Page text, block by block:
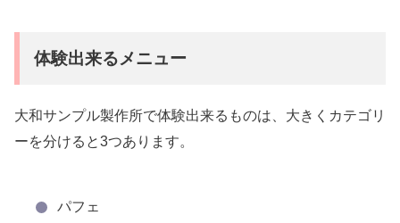
体験出来るメニュー
大和サンプル製作所で体験出来るものは、大きくカテゴリ
ーを分けると3つあります。
パフェ